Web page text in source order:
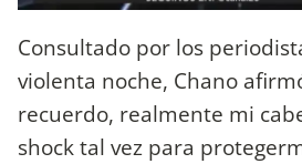
Consultado por los
violenta noche, Chano
recuerdo, realmente mi
shock tal vez para